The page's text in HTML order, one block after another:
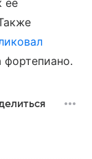
ее
фортепиано.